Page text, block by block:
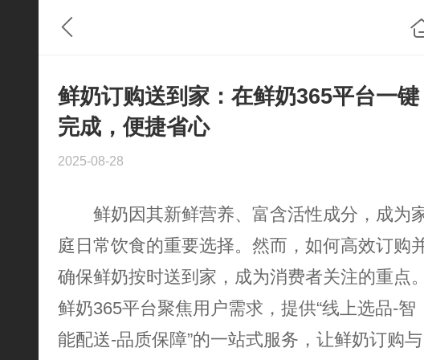
鲜奶订购送到家：在鲜奶365平台一键
完成，便捷省心
2025-08-28
鲜奶因其新鲜营养、富含活性成分，成为
庭日常饮食的重要选择。然而，如何高效订购
确保鲜奶按时送到家，成为消费者关注的重点。
鲜奶365平台聚焦用户需求，提供“线上选品-智
能配送-品质保障”的一站式服务，让鲜奶订购与